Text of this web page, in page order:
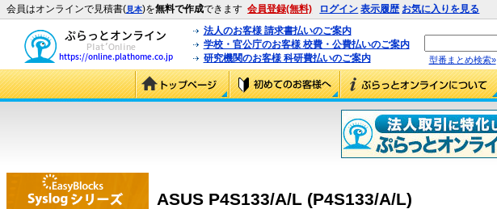
会員はオンラインで見積書(見本)を無料で作成できます 会員登録(無料) ログイン 表示履歴 お気に入りを見る
法人のお客様 請求書払いのご案内
学校・官公庁のお客様 校費・公費払いのご案内
研究機関のお客様 科研費払いのご案内
型番まとめ検索»
ASUS P4S133/A/L (P4S133/A/L)